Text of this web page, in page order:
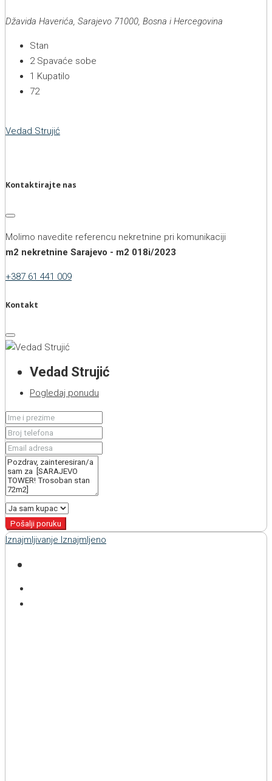
Džavida Haverića, Sarajevo 71000, Bosna i Hercegovina
Stan
2 Spavaće sobe
1 Kupatilo
72
Vedad Strujić
Kontaktirajte nas
Molimo navedite referencu nekretnine pri komunikaciji
m2 nekretnine Sarajevo - m2 018i/2023
+387 61 441 009
Kontakt
Vedad Strujić
Pogledaj ponudu
Pošalji poruku
Iznajmljivanje Iznajmljeno